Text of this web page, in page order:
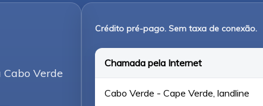
Verde
Crédito pré-pago. Sem taxa de conexão.
Chamada pela Internet
Cabo Verde - Cape Verde, landline